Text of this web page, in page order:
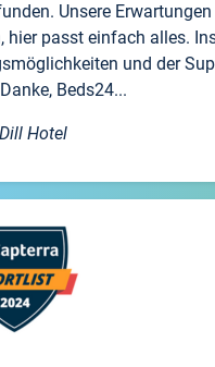
Unsere
hier passt einfach alles.
und der
Beds24...
Dill Hotel